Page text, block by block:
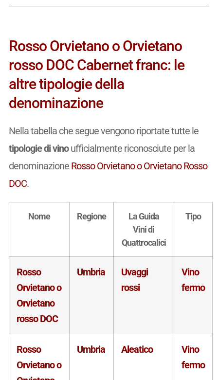
Rosso Orvietano o Orvietano
rosso DOC Cabernet franc: le
altre tipologie della
denominazione
Nella tabella che segue vengono riportate tutte le
tipologie di vinoufficialmente riconosciute per la
denominazione Rosso Orvietano o Orvietano Rosso
DOC.
Nome Regione
La Guida
Vini di
Quattrocalici
Tipo
Rosso
Orvietano o
Orvietano
rosso DOC
Umbria
Uvaggi
rossi
Vino
fermo
Rosso
Orvietano o
Umbria Aleatico
Vino
fermo